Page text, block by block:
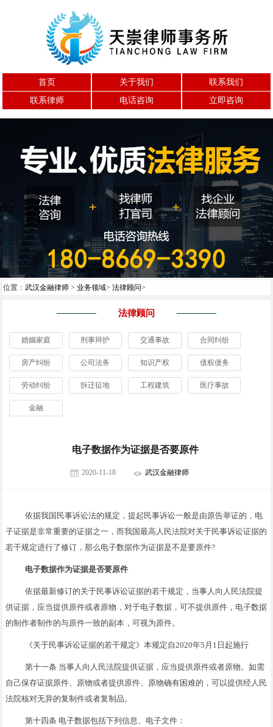
首页 关于我们
联系我们
联系律师
电话咨询 立即咨询
位置： 武汉金融律师 > 业务领域> 法律顾问>
法律顾问
婚姻家庭 刑事辩护 交通事故 合同纠纷
房产纠纷 公司法务 知识产权 债权债务
劳动纠纷 拆迁征地 工程建筑 医疗事故
金融
电子数据作为证据是否要原件
2020-11-18 武汉金融律师
依据我国民事诉讼法的规定，提起民事诉讼一般是由原告举证的，电
子证据是非常重要的证据之一，而我国最高人民法院对关于民事诉讼证据的
若干规定进行了修订，那么电子数据作为证据是不是要原件?
电子数据作为证据是否要原件
依据最新修订的关于民事诉讼证据的若干规定，当事人向人民法院提
供证据，应当提供原件或者原物，对于电子数据，可不提供原件，电子数据
的制作者制作的与原件一致的副本，可视为原件。
《关于民事诉讼证据的若干规定》本规定自2020年5月1日起施行
第十一条 当事人向人民法院提供证据，应当提供原件或者原物。如需
自己保存证据原件、原物或者提供原件、原物确有困难的，可以提供经人民
法院核对无异的复制件或者复制品。
第十四条 电子数据包括下列信息、电子文件：